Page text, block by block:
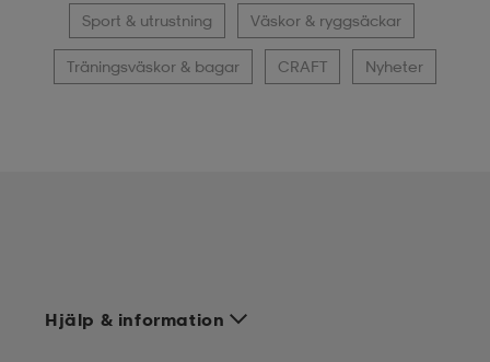
Sport & utrustning Väskor & ryggsäckar
Träningsväskor & bagar CRAFT Nyheter
Hjälp & information